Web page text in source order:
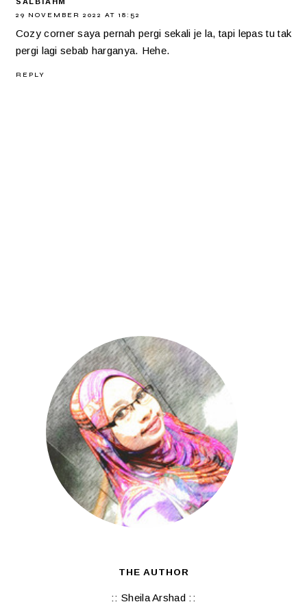
SALBIAHM
29 NOVEMBER 2022 AT 18:52
Cozy corner saya pernah pergi sekali je la, tapi lepas tu tak
pergi lagi sebab harganya. Hehe.
REPLY
THE AUTHOR
:: Sheila Arshad ::